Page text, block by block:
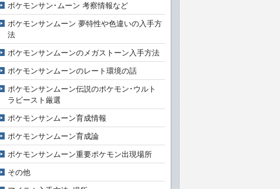
ポケモンサン･ムーン 考察情報など
ポケモンサンムーン 夢特性や色違いの入手方
法
ポケモンサンムーンのメガストーン入手方法
ポケモンサンムーンのレート環境の話
ポケモンサンムーン伝説のポケモン･ウルト
ラビースト厳選
ポケモンサンムーン育成情報
ポケモンサンムーン育成論
ポケモンサンムーン重要ポケモン出現場所
その他